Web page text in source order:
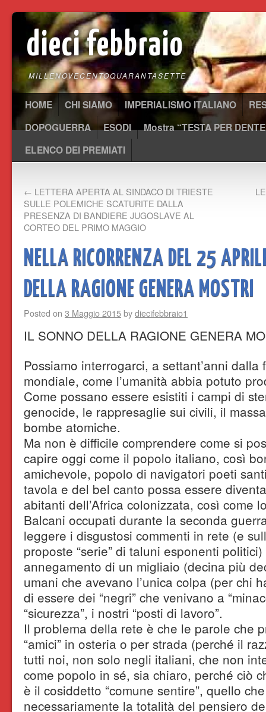
dieci febbraio
MILLENOVECENTOQUARANTASETTE
HOME CHI SIAMO IMPERIALISMO ITALIANO
DOPOGUERRA
ESODI
Mostra “TESTA PER
ELENCO DEI PREMIATI
← LETTERA APERTA AL SINDACO DI TRIESTE
SULLE POLEMICHE SCATURITE DALLA
PRESENZA DI BANDIERE JUGOSLAVE AL
CORTEO DEL PRIMO MAGGIO
NELLA RICORRENZA DEL 25
DELLA RAGIONE GENERA MOSTRI
Posted on 3 Maggio 2015bydiecifebbraio1
IL SONNO DELLA RAGIONE GENERA
Possiamo interrogarci, a settant’anni
mondiale, come l’umanità abbia potuto
Come possano essere esistiti i campi di
genocide, le rappresaglie sui civili, il
bombe atomiche.
Ma non è difficile comprendere come si
capire oggi come il popolo italiano, così
amichevole, popolo di navigatori poeti
tavola e del bel canto possa essere
abitanti dell’Africa colonizzata, così come
Balcani occupati durante la seconda
leggere i disgustosi commenti in rete (e
proposte “serie” di taluni esponenti
annegamento di un migliaio (decina più
umani che avevano l’unica colpa (per chi
di essere dei “negri” che venivano a
“sicurezza”, i nostri “posti di lavoro”.
Il problema della rete è che le parole che
“amici” in osteria o per strada (perché il
tutti noi, non solo negli italiani, che non
come popolo in sé, sia chiaro, perché ciò
è il cosiddetto “comune sentire”, quello
necessariamente la totalità del pensiero